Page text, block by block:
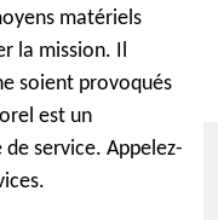
matériels
la mission. Il
soient provoqués
est un
service. Appelez-